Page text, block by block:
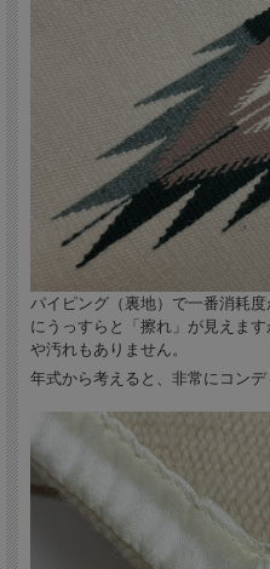
パイピング（裏地）で一番消耗
にうっすらと「擦れ」が見えま
や汚れもありません。
年式から考えると、非常にコン